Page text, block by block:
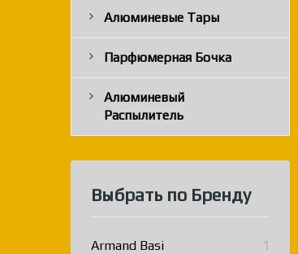
Алюминевые Тары
Парфюмерная Бочка
Алюминевый
Распылитель
Выбрать по Бренду
Armand Basi
1